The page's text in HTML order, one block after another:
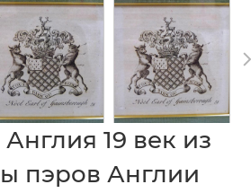
19 век из
пэров Англии